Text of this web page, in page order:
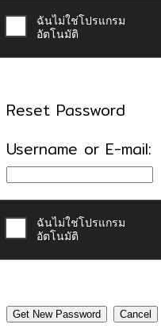
Reset Password
Username or E-mail: